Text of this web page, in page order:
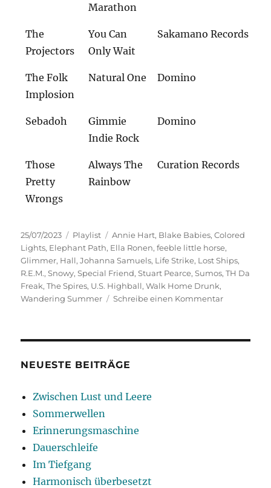
Marathon
The
Projectors
You Can
Only Wait
Sakamano Records
The Folk
Implosion
Natural One Domino
Sebadoh
Gimmie
Indie Rock
Domino
Those
Pretty
Wrongs
Always The
Rainbow
Curation Records
Veröffentlicht
am
25/07/2023 Kategorien
Playlist Schlagwörter
Annie Hart, Blake Babies,Colored
Lights, Elephant Path, Ella Ronen,feeble little horse,
Glimmer, Hall,Johanna Samuels, Life Strike, Lost Ships,
R.E.M.,Snowy,Special Friend,Stuart Pearce,Sumos,TH Da
Freak,The Spires, U.S. Highball,Walk Home Drunk,
Wandering Summer
Schreibe einen Kommentarzu
NEUESTE BEITRÄGE
Zwischen Lust und Leere
Sommerwellen
Erinnerungsmaschine
Dauerschleife
Im Tiefgang
Harmonisch überbesetzt